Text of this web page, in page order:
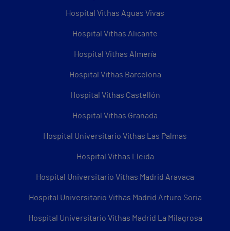
Hospital Vithas Aguas Vivas
Hospital Vithas Alicante
Hospital Vithas Almería
Hospital Vithas Barcelona
Hospital Vithas Castellón
Hospital Vithas Granada
Hospital Universitario Vithas Las Palmas
Hospital Vithas Lleida
Hospital Universitario Vithas Madrid Aravaca
Hospital Universitario Vithas Madrid Arturo Soria
Hospital Universitario Vithas Madrid La Milagrosa